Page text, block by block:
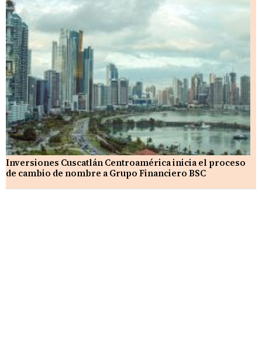
Inversiones Cuscatlán Centroamérica inicia el proceso
de cambio de nombre a Grupo Financiero BSC